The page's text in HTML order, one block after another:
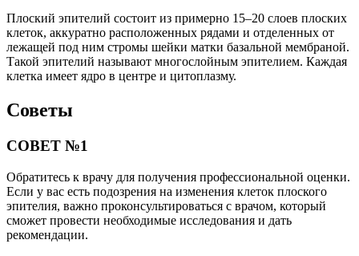
Плоский эпителий состоит из примерно 15–20 слоев плоских
клеток, аккуратно расположенных рядами и отделенных от
лежащей под ним стромы шейки матки базальной мембраной.
Такой эпителий называют многослойным эпителием. Каждая
клетка имеет ядро в центре и цитоплазму.
Советы
СОВЕТ №1
Обратитесь к врачу для получения профессиональной оценки.
Если у вас есть подозрения на изменения клеток плоского
эпителия, важно проконсультироваться с врачом, который
сможет провести необходимые исследования и дать
рекомендации.